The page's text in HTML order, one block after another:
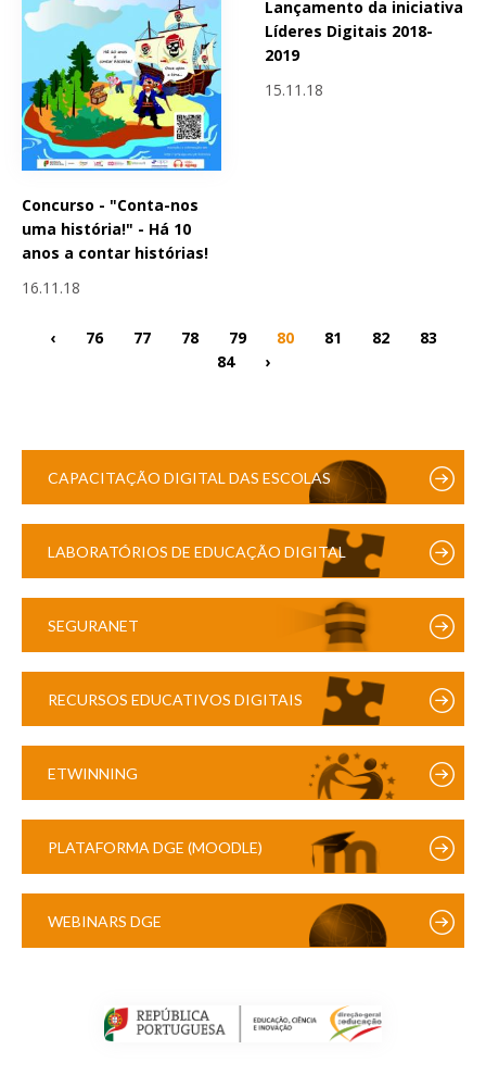
Concurso - "Conta-nos
uma história!" - Há 10
anos a contar histórias!
16.11.18
Lançamento da iniciativa
Líderes Digitais 2018-
2019
15.11.18
‹ 76 77 78 79 80 81 82
83
84
›
CAPACITAÇÃO DIGITAL DAS ESCOLAS
LABORATÓRIOS DE EDUCAÇÃO DIGITAL
SEGURANET
RECURSOS EDUCATIVOS DIGITAIS
ETWINNING
PLATAFORMA DGE (MOODLE)
WEBINARS DGE